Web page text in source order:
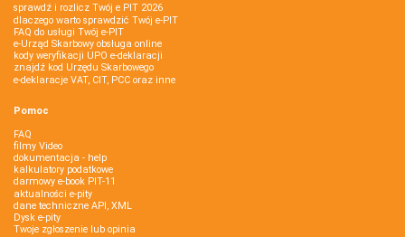
sprawdź i rozlicz Twój e PIT 2026
dlaczego warto sprawdzić Twój e-PIT
FAQ do usługi Twój e-PIT
e-Urząd Skarbowy obsługa online
kody weryfikacji UPO e-deklaracji
znajdź kod Urzędu Skarbowego
e-deklaracje VAT, CIT, PCC oraz inne
Pomoc
FAQ
filmy Video
dokumentacja - help
kalkulatory podatkowe
darmowy e-book PIT-11
aktualności e-pity
dane techniczne API, XML
Dysk e-pity
Twoje zgłoszenie lub opinia